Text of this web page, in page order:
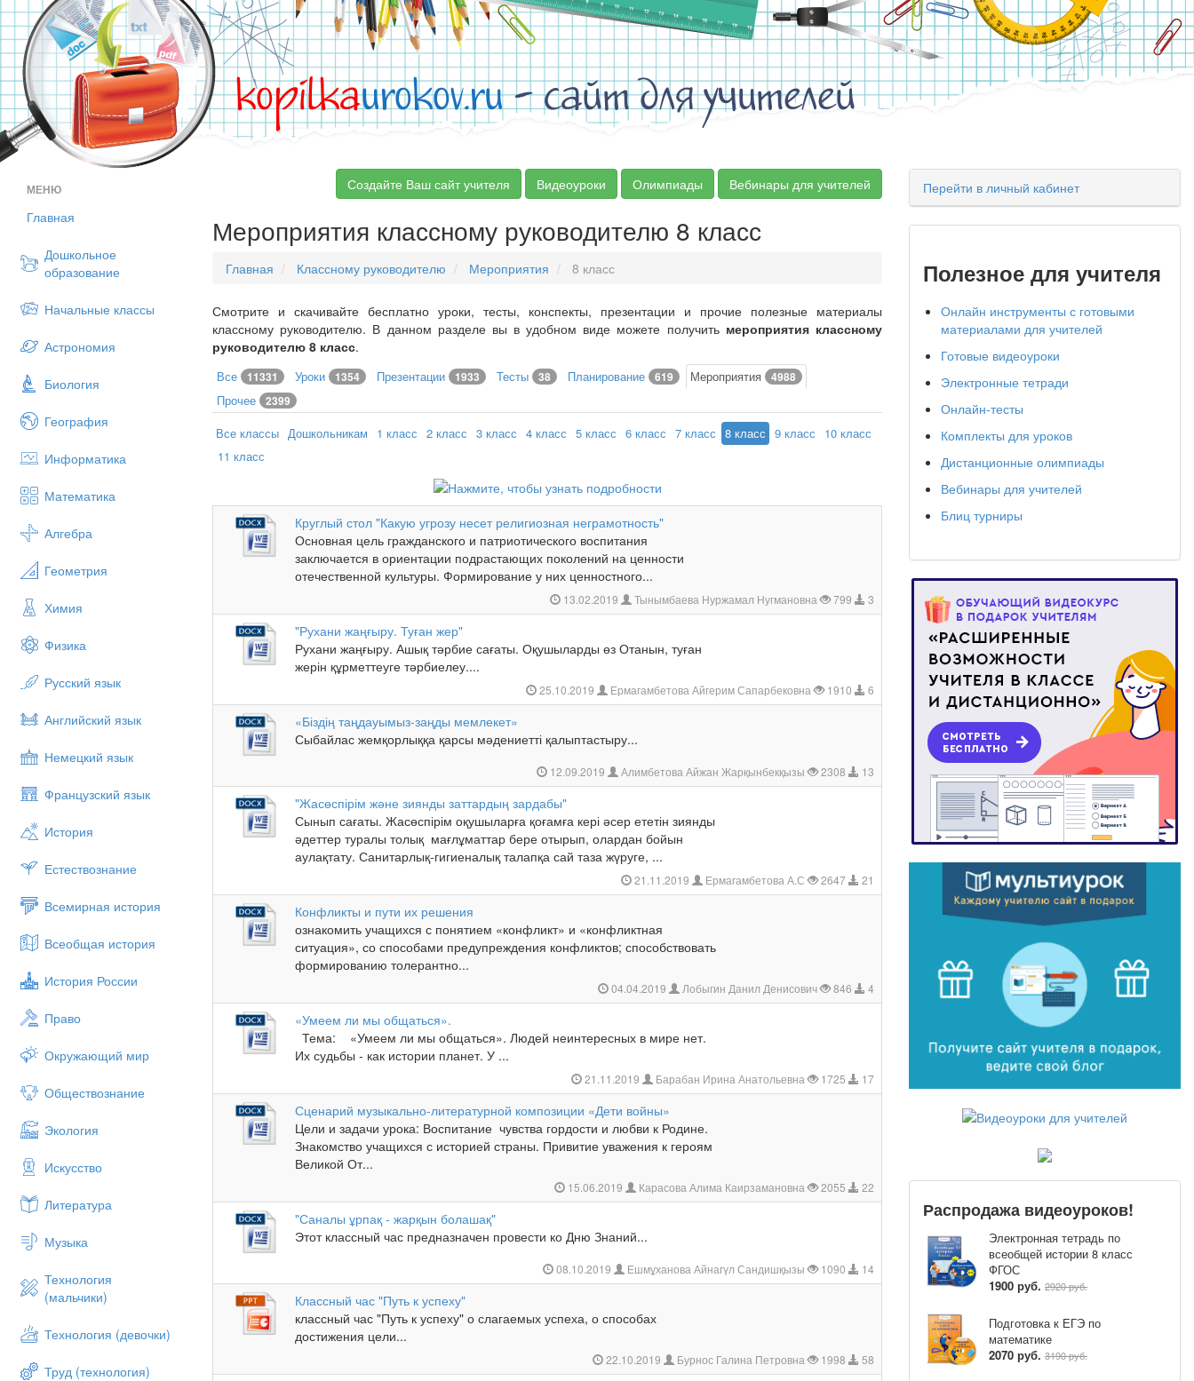
kopilkaurokov.ru- сайт для учителей
МЕНЮ
Главная
Дошкольное
образование
Начальные классы
Астрономия
Биология
География
Информатика
Математика
Алгебра
Геометрия
Химия
Физика
Русский язык
Английский язык
Немецкий язык
Французский язык
История
Естествознание
Всемирная история
Всеобщая история
История России
Право
Окружающий мир
Обществознание
Экология
Искусство
Литература
Музыка
Технология
(мальчики)
Технология (девочки)
Труд (технология)
Создайте Ваш сайт учителя Видеоуроки Олимпиады Вебинары для учителей
Мероприятия классному руководителю 8 класс
Главная Классному руководителю Мероприятия 8 класс
Смотрите и скачивайте бесплатно уроки, тесты, конспекты, презентации и прочие полезные материалы
классному руководителю. В данном разделе вы в удобном виде можете получить мероприятия классному
руководителю 8 класс.
Все 11331 Уроки 1354 Презентации 1933 Тесты 38 Планирование 619 Мероприятия 4988
Прочее 2399
Все классы Дошкольникам 1 класс 2 класс 3 класс 4 класс 5 класс 6 класс 7 класс 8 класс 9 класс
10 класс
11 класс
Круглый стол "Какую угрозу несет религиозная неграмотность"
Основная цель гражданского и патриотического воспитания
заключается в ориентации подрастающих поколений на ценности
отечественной культуры. Формирование у них ценностного...
13.02.2019 Тынымбаева Нуржамал Нугмановна 799 3
"Рухани жаңғыру. Туған жер"
Рухани жаңғыру. Ашық тәрбие сағаты. Оқушыларды өз Отанын, туған
жерін құрметтеуге тәрбиелеу....
25.10.2019 Ермагамбетова Айгерим Сапарбековна 1910 6
«Біздің таңдауымыз-заңды мемлекет»
Сыбайлас жемқорлыққа қарсы мәдениетті қалыптастыру...
12.09.2019 Алимбетова Айжан Жарқынбекқызы 2308 13
"Жасөспірім және зиянды заттардың зардабы"
Сынып сағаты. Жасөспірім оқушыларға қоғамға кері әсер ететін зиянды
әдеттер туралы толық мағлұматтар бере отырып, олардан бойын
аулақтату. Санитарлық-гигиеналық талапқа сай таза жүруге, ...
21.11.2019 Ермагамбетова А.С 2647 21
Конфликты и пути их решения
ознакомить учащихся с понятием «конфликт» и «конфликтная
ситуация», со способами предупреждения конфликтов; способствовать
формированию толерантно...
04.04.2019 Лобыгин Данил Денисович 846 4
«Умеем ли мы общаться».
Тема: «Умеем ли мы общаться». Людей неинтересных в мире нет.
Их судьбы - как истории планет. У ...
21.11.2019 Барабан Ирина Анатольевна 1725 17
Сценарий музыкально-литературной композиции «Дети войны»
Цели и задачи урока: Воспитание чувства гордости и любви к Родине.
Знакомство учащихся с историей страны. Привитие уважения к героям
Великой От...
15.06.2019 Карасова Алима Каирзамановна 2055 22
"Саналы ұрпақ - жарқын болашақ"
Этот классный час предназначен провести ко Дню Знаний...
08.10.2019 Ешмұханова Айнагүл Сандишқызы 1090 14
Классный час "Путь к успеху"
классный час "Путь к успеху" о слагаемых успеха, о способах
достижения цели...
22.10.2019 Бурнос Галина Петровна 1998 58
Перейти в личный кабинет
Полезное для учителя
Онлайн инструменты с готовыми
материалами для учителей
Готовые видеоуроки
Электронные тетради
Онлайн-тесты
Комплекты для уроков
Дистанционные олимпиады
Вебинары для учителей
Блиц турниры
Распродажа видеоуроков!
Электронная тетрадь по
всеобщей истории 8 класс
ФГОС
1900 руб. 2920 руб.
Подготовка к ЕГЭ по
математике
2070 руб. 3190 руб.